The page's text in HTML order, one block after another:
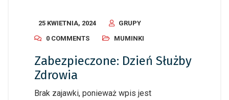
25 KWIETNIA, 2024
GRUPY
0 COMMENTS
MUMINKI
Zabezpieczone: Dzień Służby
Zdrowia
Brak zajawki, ponieważ wpis jest